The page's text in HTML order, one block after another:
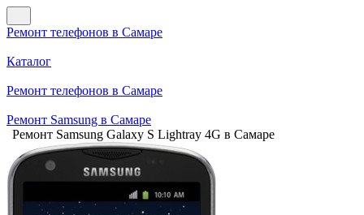
Ремонт телефонов в Самаре
Каталог
Ремонт телефонов в Самаре
Ремонт Samsung в Самаре
Ремонт Samsung Galaxy S Lightray 4G в Самаре